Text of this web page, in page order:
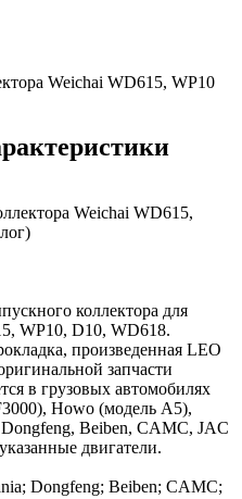
Weichai WD615,
коллектора для
WP10, D10, WD618.
произведенная LEO
запчасти
в грузовых автомобилях
Howo (модель A5),
Beiben, CAMC, JAC
двигатели.
Dongfeng; Beiben; CAMC;